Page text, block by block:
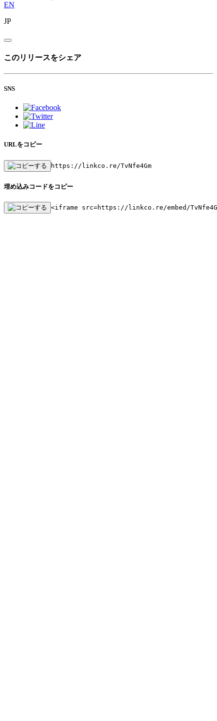
EN
JP
このリリースをシェア
SNS
URLをコピー
https://linkco.re/TvNfe4Gm
埋め込みコードをコピー
<iframe src=https://linkco.re/embed/